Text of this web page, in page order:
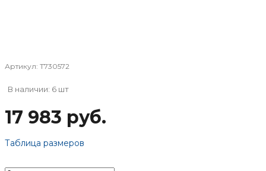
Артикул: T730572
В наличии: 6 шт
17 983 руб.
Таблица размеров